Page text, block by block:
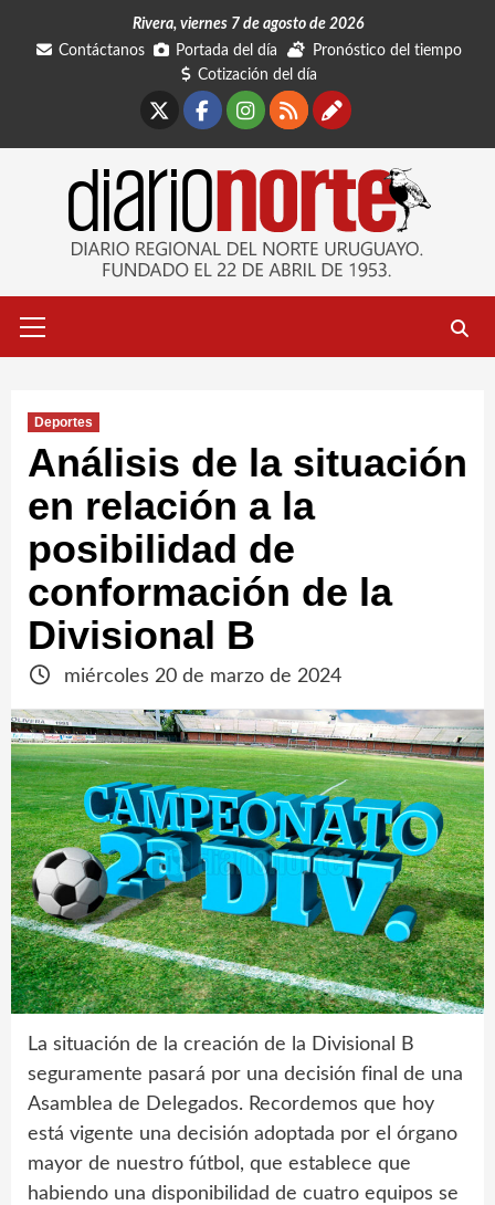
Rivera, viernes 7 de agosto de 2026
Contáctanos
Portada del día
Pronóstico del tiempo
Cotización del día
Facebook
Instagram
RSSContáctanos
primario
Deportes
Análisis de la situación
en relación a la
posibilidad de
conformación de la
Divisional B
miércoles 20 de marzo de 2024
La situación de la creación de la Divisional B
seguramente pasará por una decisión final de una
Asamblea de Delegados. Recordemos que hoy
está vigente una decisión adoptada por el órgano
mayor de nuestro fútbol, que establece que
habiendo una disponibilidad de cuatro equipos se